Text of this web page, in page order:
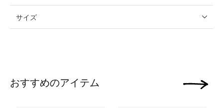
サイズ
おすすめのアイテム 次の画像